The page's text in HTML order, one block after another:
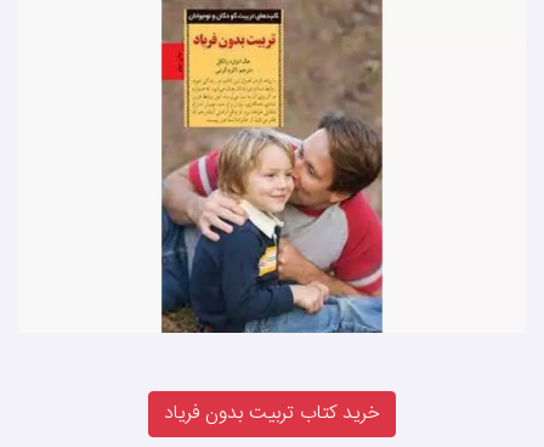
خرید کتاب تربیت بدون فریاد